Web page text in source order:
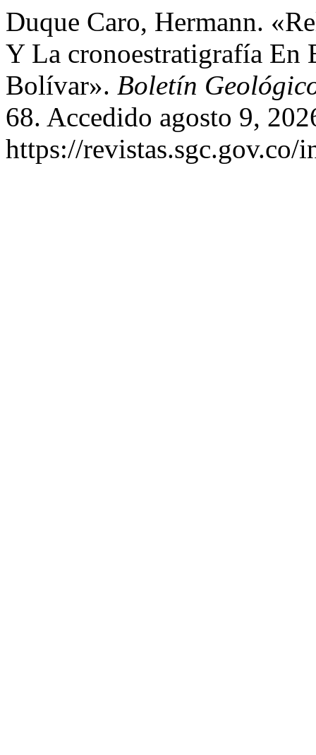
Duque Caro, Hermann.
Y La cronoestratigrafía En
Bolívar». Boletín
68. Accedido agosto 9,
https://